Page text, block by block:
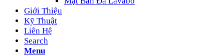
Giới Thiệu
Kỹ Thuật
Liên Hệ
Search
Menu